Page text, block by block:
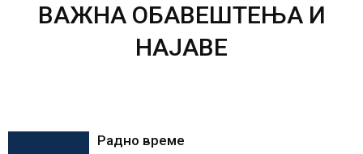
ВАЖНА ОБАВЕШТЕЊА И
НАЈАВЕ
Радно време